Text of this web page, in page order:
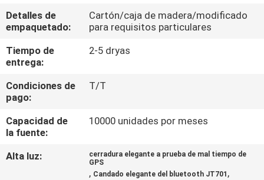
CONTROL
CALIDAD
ÉNTRENOS
EN
CONTACTO
CON
Detalles de
empaquetado:
Cartón/caja de madera/modificado
para requisitos particulares
Tiempo de
entrega:
2-5 dryas
Condiciones de
pago:
T/T
Capacidad de
la fuente:
10000 unidades por meses
Alta luz:
cerradura elegante a prueba de mal tiempo de
GPS
, Candado elegante del bluetooth JT701 ,